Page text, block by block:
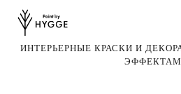
ИНТЕРЬЕРНЫЕ КРАСКИ И